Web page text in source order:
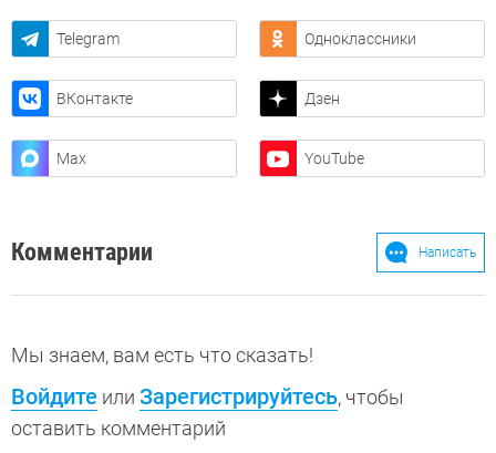
Telegram Одноклассники
ВКонтакте Дзен
Max YouTube
Комментарии Написать
Мы знаем, вам есть что сказать!
Войдите или Зарегистрируйтесь, чтобы
оставить комментарий